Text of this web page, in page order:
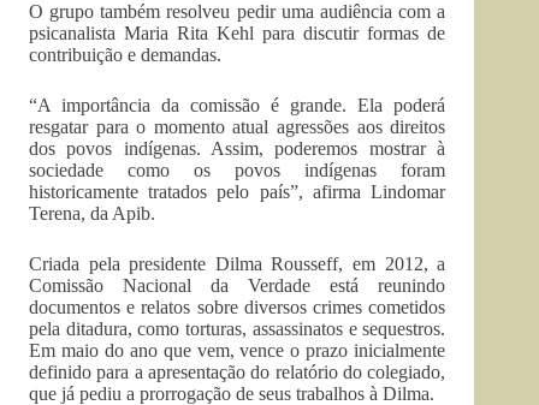
O grupo também resolveu pedir uma audiência com a
psicanalista Maria Rita Kehl para discutir formas de
contribuição e demandas.
“A importância da comissão é grande. Ela poderá
resgatar para o momento atual agressões aos direitos
dos povos indígenas. Assim, poderemos mostrar à
sociedade como os povos indígenas foram
historicamente tratados pelo país”, afirma Lindomar
Terena, da Apib.
Criada pela presidente Dilma Rousseff, em 2012, a
Comissão Nacional da Verdade está reunindo
documentos e relatos sobre diversos crimes cometidos
pela ditadura, como torturas, assassinatos e sequestros.
Em maio do ano que vem, vence o prazo inicialmente
definido para a apresentação do relatório do colegiado,
que já pediu a prorrogação de seus trabalhos à Dilma.